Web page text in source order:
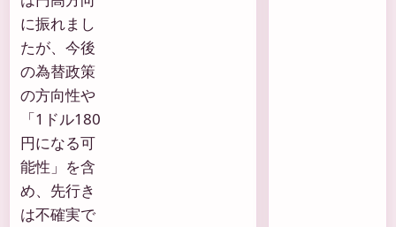
に振れまし
たが、今後
の為替政策
の方向性や
「1ドル180
円になる可
能性」を含
め、先行き
は不確実で